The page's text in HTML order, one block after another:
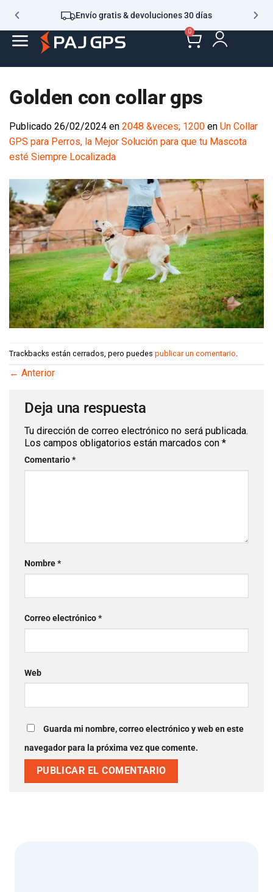
Envío gratis & devoluciones 30 días
0
Golden con collar gps
Publicado 26/02/2024 en 2048 &veces; 1200 en Un Collar
GPS para Perros, la Mejor Solución para que tu Mascota
esté Siempre Localizada
Trackbacks están cerrados, pero puedes publicar un comentario
← Anterior
Deja una respuesta
Tu dirección de correo electrónico no será publicada.
Los campos obligatorios están marcados con *
Comentario*
Nombre*
Correo electrónico*
Web
Guarda mi nombre, correo electrónico y web en este
navegador para la próxima vez que comente.